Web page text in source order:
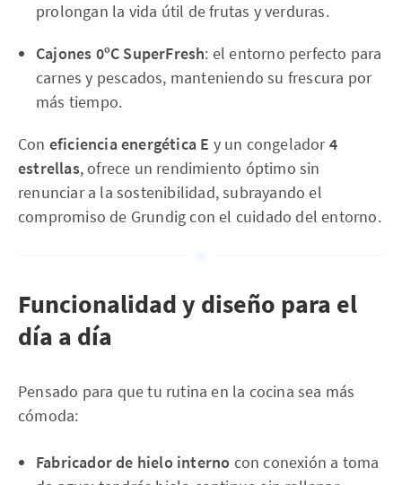
prolongan la vida útil de frutas y verduras.
Cajones 0ºC SuperFresh: el entorno perfecto para
carnes y pescados, manteniendo su frescura por
más tiempo.
Con eficiencia energética E y un congelador4
estrellas, ofrece un rendimiento óptimo sin
renunciar a la sostenibilidad, subrayando el
compromiso de Grundig con el cuidado del entorno.
Funcionalidad y diseño para el
día a día
Pensado para que tu rutina en la cocina sea más
cómoda:
Fabricador de hielo interno con conexión a toma